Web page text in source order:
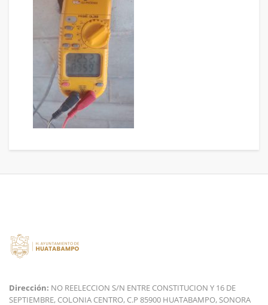
Dirección: NO REELECCION S/N ENTRE CONSTITUCION Y 16 DE
SEPTIEMBRE, COLONIA CENTRO, C.P 85900 HUATABAMPO, SONORA